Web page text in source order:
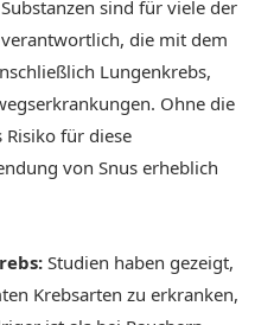
sind für viele der
die mit dem
Lungenkrebs,
Ohne die
Risiko für diese
von Snus erheblich
Studien haben gezeigt,
Krebsarten zu erkranken,